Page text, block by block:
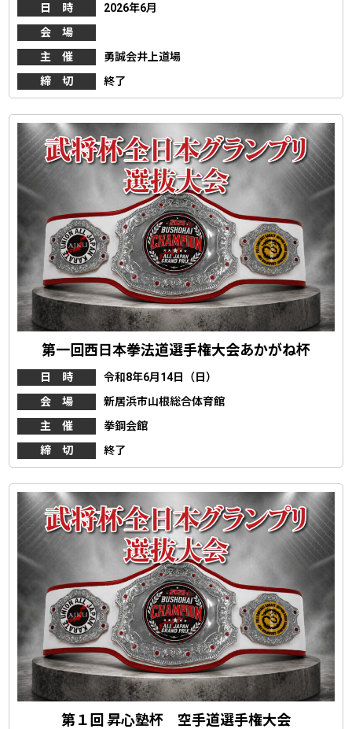
日 時
2026年6月
会 場
主 催
勇誠会井上道場
締 切
終了
第一回西日本拳法道選手権大会あかがね杯
日 時
令和8年6月14日（日）
会 場
新居浜市山根総合体育館
主 催
拳鋼会館
締 切
終了
第１回 昇心塾杯 空手道選手権大会